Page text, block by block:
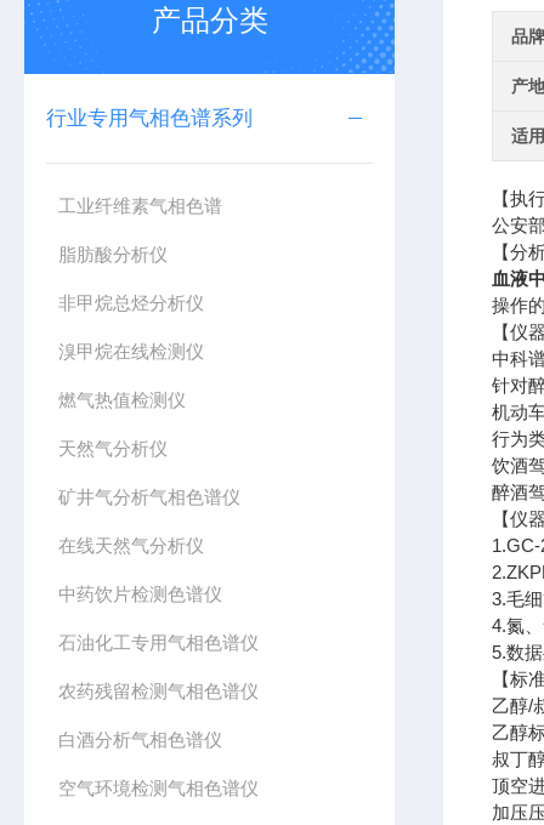
产品分类
行业专用气相色谱系列
工业纤维素气相色谱
脂肪酸分析仪
非甲烷总烃分析仪
溴甲烷在线检测仪
燃气热值检测仪
天然气分析仪
矿井气分析气相色谱仪
在线天然气分析仪
中药饮片检测色谱仪
石油化工专用气相色谱仪
农药残留检测气相色谱仪
白酒分析气相色谱仪
空气环境检测气相色谱仪
品牌
产
适
【执
公安
【分
血液
操作
【仪
中科
针对
机动
行为
饮酒
醉酒
【仪
3.毛
4.氮
5.数
【标
乙醇/
乙醇
叔丁
顶空
加压